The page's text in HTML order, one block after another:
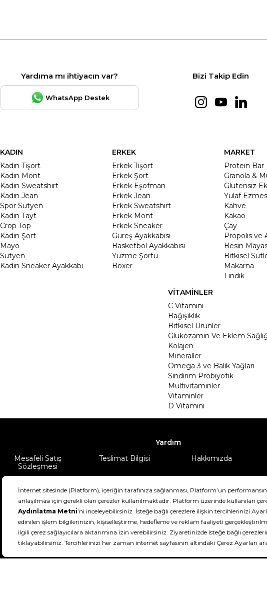
Yardıma mı ihtiyacın var?
WhatsApp Destek
Bizi Takip Edin
KADIN
Kadın Tişört
Kadın Mont
Kadın Sweatshirt
Kadın Jean
Spor Sütyen
Kadın Tayt
Crop Top
Kadin Şort
Mayo
Sütyen
Kadın Sneaker Ayakkabı
ERKEK
Erkek Tişört
Erkek Şort
Erkek Eşofman
Erkek Jean
Erkek Sweatshirt
Erkek Mont
Erkek Sneaker
Güreş Ayakkabısı
Basketbol Ayakkabısı
Yüzme Şortu
Boxer
MARKET
Protein Bar
Granola &
Glutensiz
Yulaf
Kahve
Kakao
Çay
Propolis ve
Besin
Bitkisel
Makarna
Fındık
VİTAMİNLER
C Vitamini
Bağışıklık
Bitkisel Ürünler
Glukozamin Ve Eklem
Kolajen
Mineraller
Omega 3 ve Balık Yağları
Sindirim Probiyotik
Multivitaminler
Vitaminler
D Vitamini
Yardım
Mesafeli Satış
Sözleşmesi
Teslimat Bilgisi Hakkımızda
DeFactoFIT ©️ 2022-2026. Tüm hakları saklıdır.